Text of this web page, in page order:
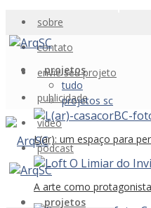
sobre
contato
envie seu projeto
publicidade
vídeo
podcast
projetos
tudo
projetos sc
L(ar): um espaço para
A arte como
projetos